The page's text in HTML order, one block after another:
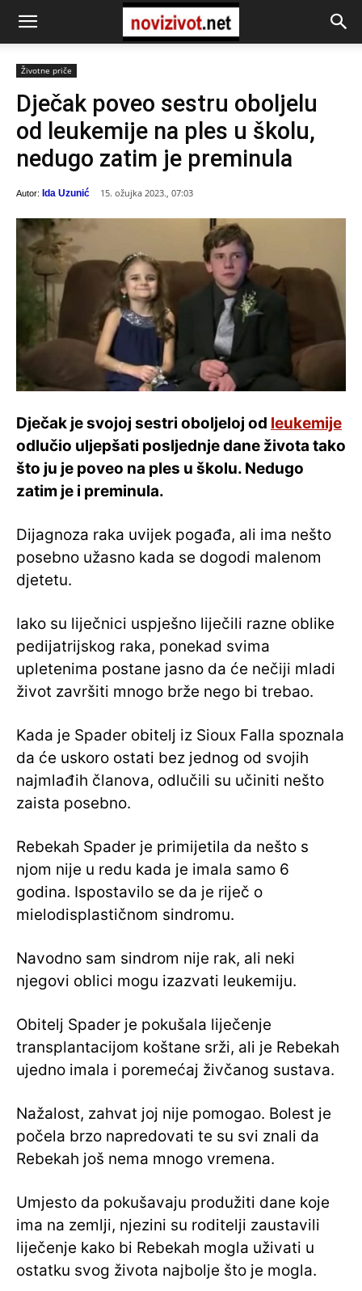
Životne priče
Dječak poveo sestru oboljelu
od leukemije na ples u školu,
nedugo zatim je preminula
Autor: Ida Uzunić 15. ožujka 2023., 07:03
Dječak je svojoj sestri oboljeloj od leukemije
odlučio uljepšati posljednje dane života tako
što ju je poveo na ples u školu. Nedugo
zatim je i preminula.
Dijagnoza raka uvijek pogađa, ali ima nešto
posebno užasno kada se dogodi malenom
djetetu.
Iako su liječnici uspješno liječili razne oblike
pedijatrijskog raka, ponekad svima
upletenima postane jasno da će nečiji mladi
život završiti mnogo brže nego bi trebao.
Kada je Spader obitelj iz Sioux Falla spoznala
da će uskoro ostati bez jednog od svojih
najmlađih članova, odlučili su učiniti nešto
zaista posebno.
Rebekah Spader je primijetila da nešto s
njom nije u redu kada je imala samo 6
godina. Ispostavilo se da je riječ o
mielodisplastičnom sindromu.
Navodno sam sindrom nije rak, ali neki
njegovi oblici mogu izazvati leukemiju.
Obitelj Spader je pokušala liječenje
transplantacijom koštane srži, ali je Rebekah
ujedno imala i poremećaj živčanog sustava.
Nažalost, zahvat joj nije pomogao. Bolest je
počela brzo napredovati te su svi znali da
Rebekah još nema mnogo vremena.
Umjesto da pokušavaju produžiti dane koje
ima na zemlji, njezini su roditelji zaustavili
liječenje kako bi Rebekah mogla uživati u
ostatku svog života najbolje što je mogla.